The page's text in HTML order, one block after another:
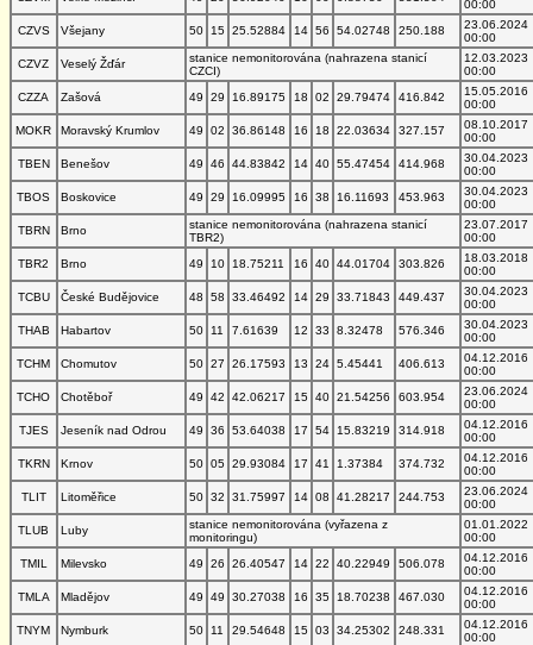
00:00
CZVS
Všejany 50 15 25.52884 14 56 54.02748 250.188
23.06.2024
00:00
CZVZ
Veselý Žďár
stanice nemonitorována (nahrazena stanicí
CZCI)
12.03.2023
00:00
CZZA
Zašová 49 29 16.89175 18 02 29.79474 416.842
15.05.2016
00:00
MOKR
Moravský Krumlov 49 02 36.86148 16 18 22.03634 327.157
08.10.2017
00:00
TBEN
Benešov 49 46 44.83842 14 40 55.47454 414.968
30.04.2023
00:00
TBOS
Boskovice 49 29 16.09995 16 38 16.11693 453.963
30.04.2023
00:00
TBRN
Brno
stanice nemonitorována (nahrazena stanicí
TBR2)
23.07.2017
00:00
TBR2
Brno 49 10 18.75211 16 40 44.01704 303.826
18.03.2018
00:00
TCBU
České Budějovice 48 58 33.46492 14 29 33.71843 449.437
30.04.2023
00:00
THAB
Habartov 50 11 7.61639 12 33 8.32478 576.346
30.04.2023
00:00
TCHM
Chomutov 50 27 26.17593 13 24 5.45441 406.613
04.12.2016
00:00
TCHO
Chotěboř 49 42 42.06217 15 40 21.54256 603.954
23.06.2024
00:00
TJES
Jeseník nad Odrou 49 36 53.64038 17 54 15.83219 314.918
04.12.2016
00:00
TKRN
Krnov 50 05 29.93084 17 41 1.37384 374.732
04.12.2016
00:00
TLIT
Litoměřice 50 32 31.75997 14 08 41.28217 244.753
23.06.2024
00:00
TLUB
Luby
stanice nemonitorována (vyřazena z
monitoringu)
01.01.2022
00:00
TMIL
Milevsko 49 26 26.40547 14 22 40.22949 506.078
04.12.2016
00:00
TMLA
Mladějov 49 49 30.27038 16 35 18.70238 467.030
04.12.2016
00:00
TNYM
Nymburk 50 11 29.54648 15 03 34.25302 248.331
04.12.2016
00:00